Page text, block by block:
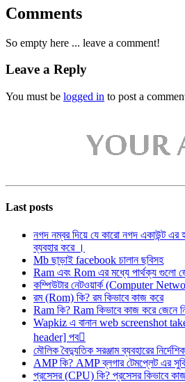
Comments
So empty here ... leave a comment!
Leave a Reply
You must be logged in to post a
Last posts
নগদ নম্বর দিয়ে যে কারো নগদ একাউন্ট
ব্যবহার করে ।
Mb ছাড়াই facebook চালান ছবিসহ
Ram এবং Rom এর মধ্যে পার্থক্য গুলো
কম্পিউটার নেটওয়ার্ক (Computer
রম (Rom) কি? রম কিভাবে কাজ করে
Ram কি? Ram কিভাবে কাজ করে জেনে
Wapkiz এ বানান web screenshot
header] পব
মৌলিক বৈদ্যুতিক সরঞ্জাম ব্যবহারের
AMP কি? AMP ব্লগার টেমপ্লেট এর
প্রসেসর (CPU) কি? প্রসেসর কিভাবে